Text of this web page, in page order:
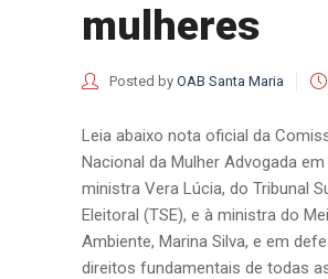
mulheres
Posted by OAB Santa Maria
Leia abaixo nota oficial da
Nacional da Mulher Advogada
ministra Vera Lúcia, do Tribunal
Eleitoral (TSE), e à ministra do
Ambiente, Marina Silva, e em
direitos fundamentais de todas